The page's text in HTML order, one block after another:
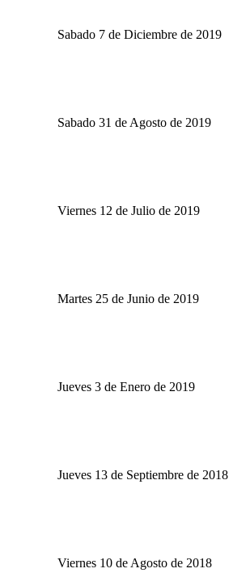
Sabado 7 de Diciembre de 2019
Sabado 31 de Agosto de 2019
Viernes 12 de Julio de 2019
Martes 25 de Junio de 2019
Jueves 3 de Enero de 2019
Jueves 13 de Septiembre de 2018
Viernes 10 de Agosto de 2018